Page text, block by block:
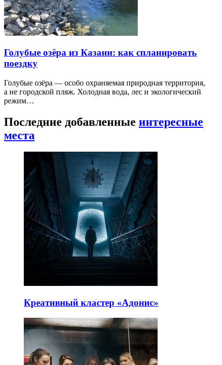
Голубые озёра из Казани: как спланировать
поездку
Голубые озёра — особо охраняемая природная территория,
а не городской пляж. Холодная вода, лес и экологический
режим…
Последние добавленные интересные
места
Креативный кластер «Адонис»